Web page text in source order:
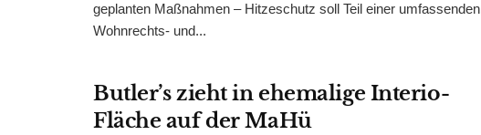
geplanten Maßnahmen – Hitzeschutz soll Teil einer umfassenden
Wohnrechts- und...
Butler’s zieht in ehemalige Interio-
Fläche auf der MaHü